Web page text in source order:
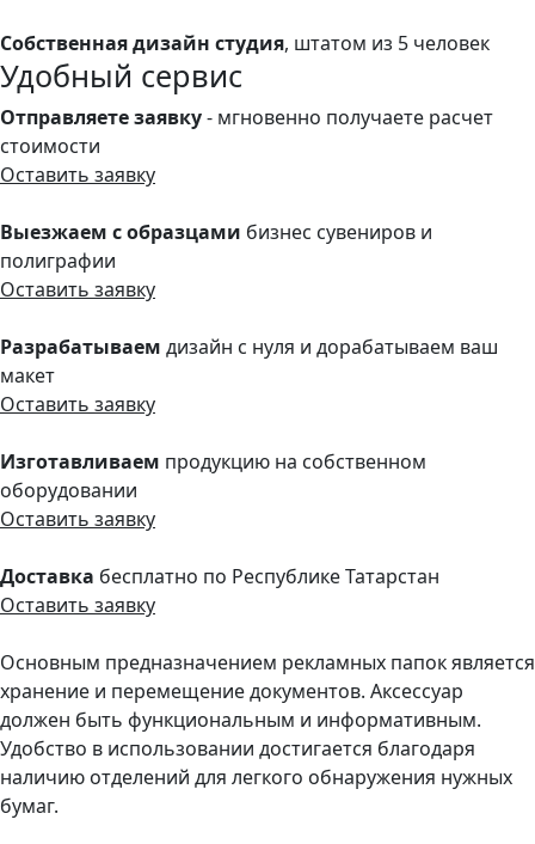
Собственная дизайн студия, штатом из 5 человек
Удобный сервис
Отправляете заявку- мгновенно получаете расчет
стоимости
Оставить заявку
Выезжаем с образцами бизнес сувениров и
полиграфии
Оставить заявку
Разрабатываем дизайн с нуля и дорабатываем ваш
макет
Оставить заявку
Изготавливаем продукцию на собственном
оборудовании
Оставить заявку
Доставка бесплатно по Республике Татарстан
Оставить заявку
Основным предназначением рекламных папок является
хранение и перемещение документов. Аксессуар
должен быть функциональным и информативным.
Удобство в использовании достигается благодаря
наличию отделений для легкого обнаружения нужных
бумаг.